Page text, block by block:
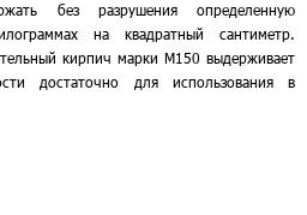
без разрушения определенную
на квадратный сантиметр.
кирпич марки М150 выдерживает
достаточно для использования в